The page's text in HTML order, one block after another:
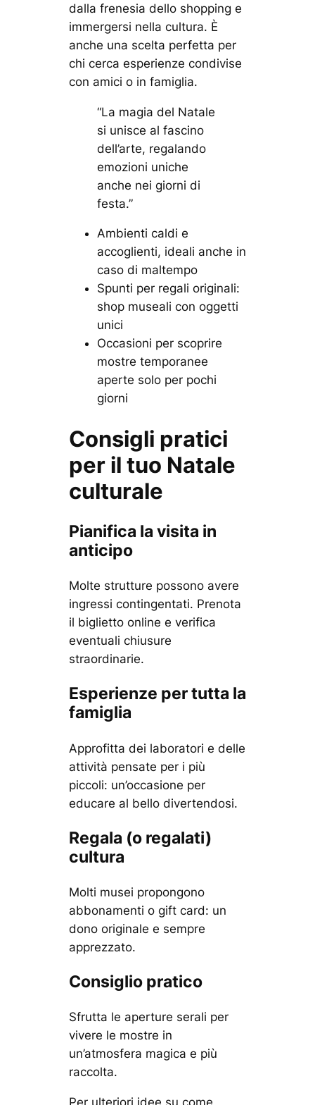
dalla frenesia dello shopping e
immergersi nella cultura. È
anche una scelta perfetta per
chi cerca esperienze condivise
con amici o in famiglia.
“La magia del Natale
si unisce al fascino
dell’arte, regalando
emozioni uniche
anche nei giorni di
festa.”
Ambienti caldi e
accoglienti, ideali anche in
caso di maltempo
Spunti per regali originali:
shop museali con oggetti
unici
Occasioni per scoprire
mostre temporanee
aperte solo per pochi
giorni
Consigli pratici
per il tuo Natale
culturale
Pianifica la visita in
anticipo
Molte strutture possono avere
ingressi contingentati. Prenota
il biglietto online e verifica
eventuali chiusure
straordinarie.
Esperienze per tutta la
famiglia
Approfitta dei laboratori e delle
attività pensate per i più
piccoli: un’occasione per
educare al bello divertendosi.
Regala (o regalati)
cultura
Molti musei propongono
abbonamenti o gift card: un
dono originale e sempre
apprezzato.
Consiglio pratico
Sfrutta le aperture serali per
vivere le mostre in
un’atmosfera magica e più
raccolta.